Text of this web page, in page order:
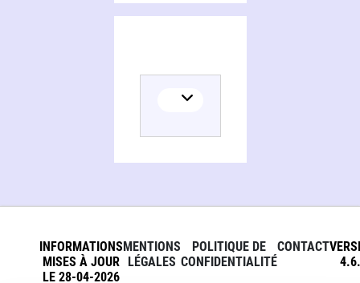
INFORMATIONS
MISES À JOUR
LE 28-04-2026
MENTIONS
LÉGALES
POLITIQUE DE
CONFIDENTIALITÉ
CONTACT